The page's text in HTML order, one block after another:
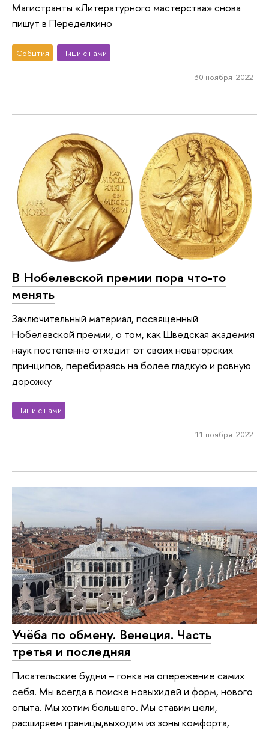
Магистранты «Литературного мастерства» снова
пишут в Переделкино
События Пиши с нами
30 ноября 2022
В Нобелевской премии пора что-то
менять
Заключительный материал, посвященный
Нобелевской премии, о том, как Шведская академия
наук постепенно отходит от своих новаторских
принципов, перебираясь на более гладкую и ровную
дорожку
Пиши с нами
11 ноября 2022
Учёба по обмену. Венеция. Часть
третья и последняя
Писательские будни – гонка на опережение самих
себя. Мы всегда в поиске новыхидей и форм, нового
опыта. Мы хотим большего. Мы ставим цели,
расширяем границы,выходим из зоны комфорта,